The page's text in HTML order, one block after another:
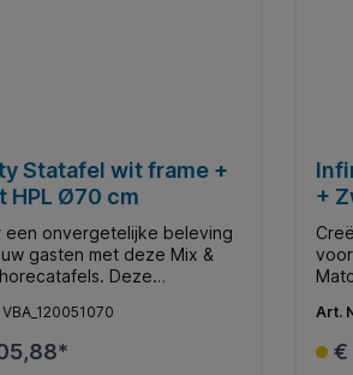
Statafel wit frame +
HPL Ø70 cm
een onvergetelijke beleving
gasten met deze Mix &
Deze
gezellige terrassen en
horecagelegenheden de
om middels diverse
VBA_120051070
+
Art.
€